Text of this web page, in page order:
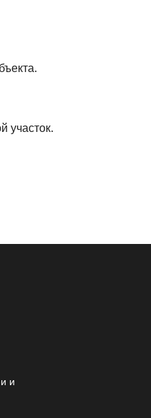
участок.
и